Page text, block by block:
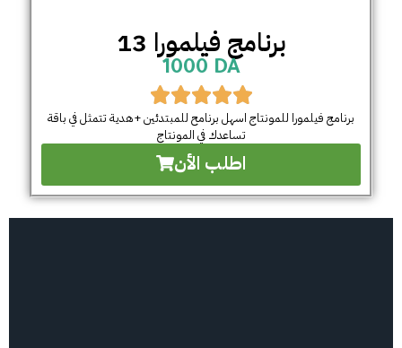
برنامج فيلمورا 13
1000 DA
برنامج فيلمورا للمونتاج اسهل برنامح للمبتدئين +هدية تتمثل في باقة
تساعدك في المونتاج
اطلب الأن